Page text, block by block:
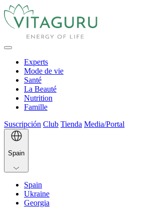
Experts
Mode de vie
Santé
La Beauté
Nutrition
Famille
Suscripción Club Tienda Media/Portal
Spain
Spain
Ukraine
Georgia